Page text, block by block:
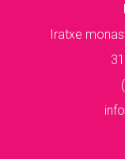
Iratxe